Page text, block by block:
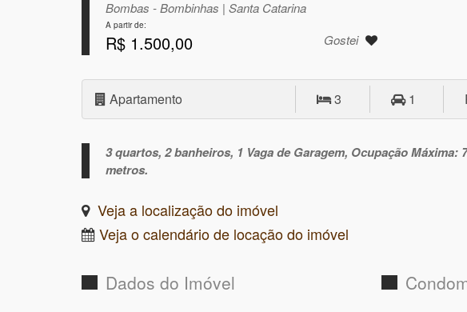
Bombas - Bombinhas | Santa Catarina
A partir de:
R$ 1.500,00 Gostei
Apartamento 3 1
3 quartos, 2 banheiros, 1 Vaga de Garagem, Ocupação Máxima:
metros.
Veja a localização do imóvel
Veja o calendário de locação do imóvel
Dados do Imóvel